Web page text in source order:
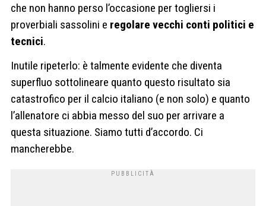
che non hanno perso l’occasione per togliersi i
proverbiali sassolini e regolare vecchi conti politici e
tecnici.
Inutile ripeterlo: è talmente evidente che diventa
superfluo sottolineare quanto questo risultato sia
catastrofico per il calcio italiano (e non solo) e quanto
l’allenatore ci abbia messo del suo per arrivare a
questa situazione. Siamo tutti d’accordo. Ci
mancherebbe.